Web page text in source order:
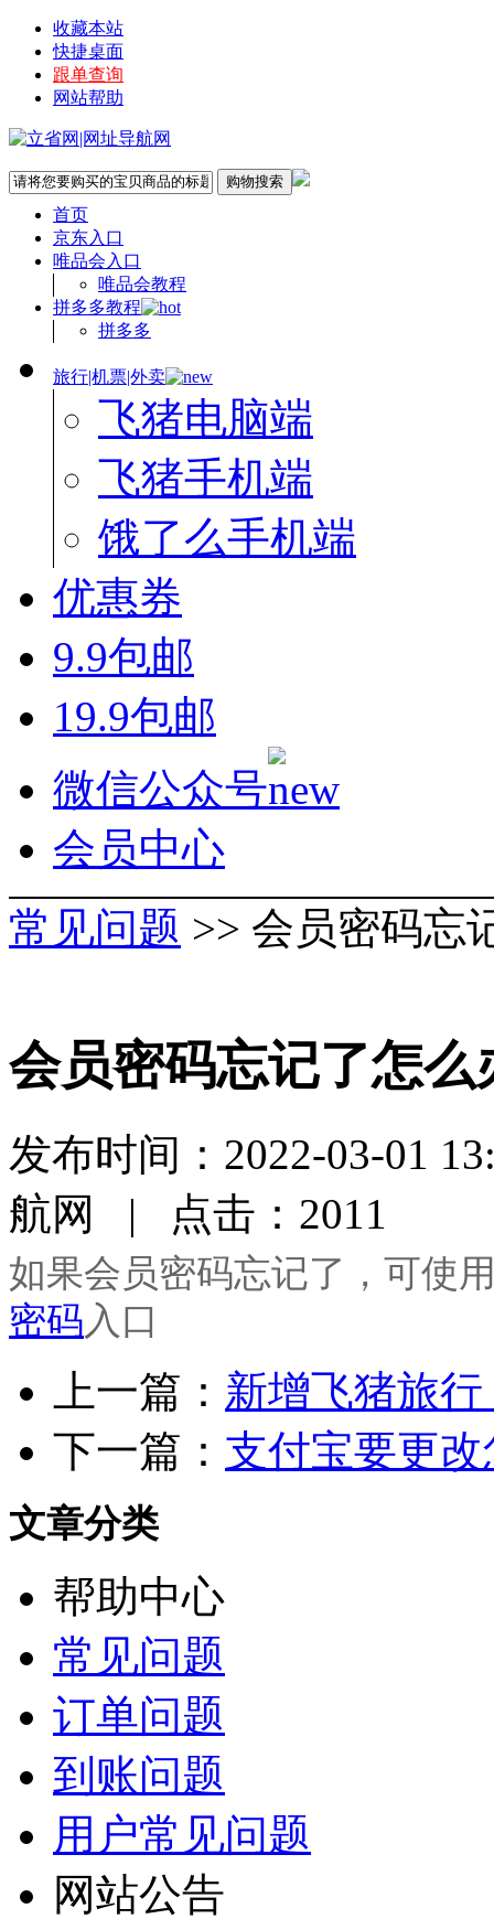
收藏本站
快捷桌面
跟单查询
网站帮助
首页
京东入口
唯品会入口
唯品会教程
拼多多教程
拼多多
旅行|机票|外卖
飞猪电脑端
飞猪手机端
饿了么手机端
优惠券
9.9包邮
19.9包邮
微信公众号
会员中心
常见问题 >> 会员密码忘
会员密码忘记了怎么
发布时间：2022-03-01
航网 | 点击：2011
如果会员密码忘记了，可使
密码入口
上一篇： 新增飞猪旅
下一篇： 支付宝要更
文章分类
帮助中心
常见问题
订单问题
到账问题
用户常见问题
网站公告